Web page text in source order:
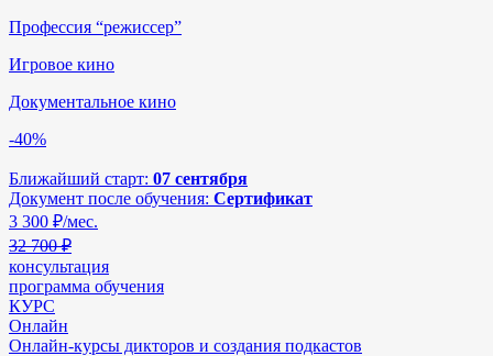
Профессия “режиссер”
Игровое кино
Документальное кино
-40%
Ближайший старт: 07 сентября
Документ после обучения: Сертификат
3 300 ₽/мес.
32 700 ₽
консультация
программа обучения
КУРС
Онлайн
Онлайн-курсы дикторов и создания подкастов